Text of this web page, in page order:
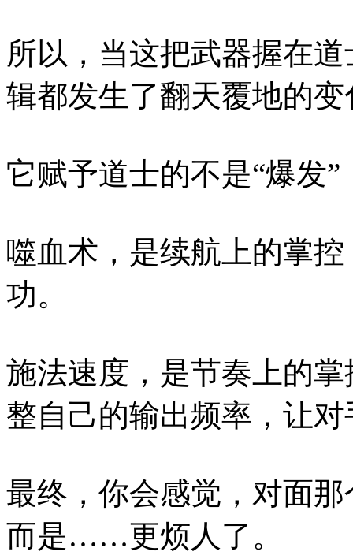
所以，当这把武器握在
辑都发生了翻天覆地的变
它赋予道士的不是“爆发”
噬血术，是续航上的掌
功。
施法速度，是节奏上的
整自己的输出频率，让
最终，你会感觉，对面
而是……更烦人了。